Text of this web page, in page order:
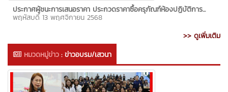
ประกาศผู้ชนะการเสนอราคา ประกวดราคาซื้อครุภัณฑ์ห้องปฏิบัติการ...
พฤหัสบดี 13 พฤศจิกายน 2568
>> ดูเพิ่มเติม
หมวดหมู่ข่าว:ข่าวอบรม/เสวนา